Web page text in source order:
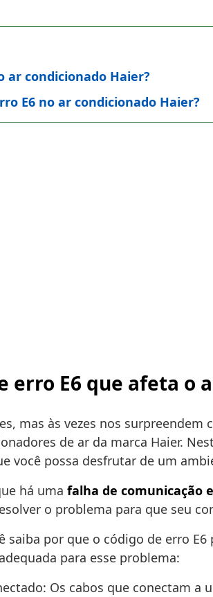
ar condicionado Haier?
E6 no ar condicionado Haier?
E6 que afeta o
mas às vezes nos
de ar da marca Haier.
possa desfrutar de um
há uma falha de comunicação
o problema para que seu
saiba por que o código de erro
para esse problema:
Os cabos que conectam